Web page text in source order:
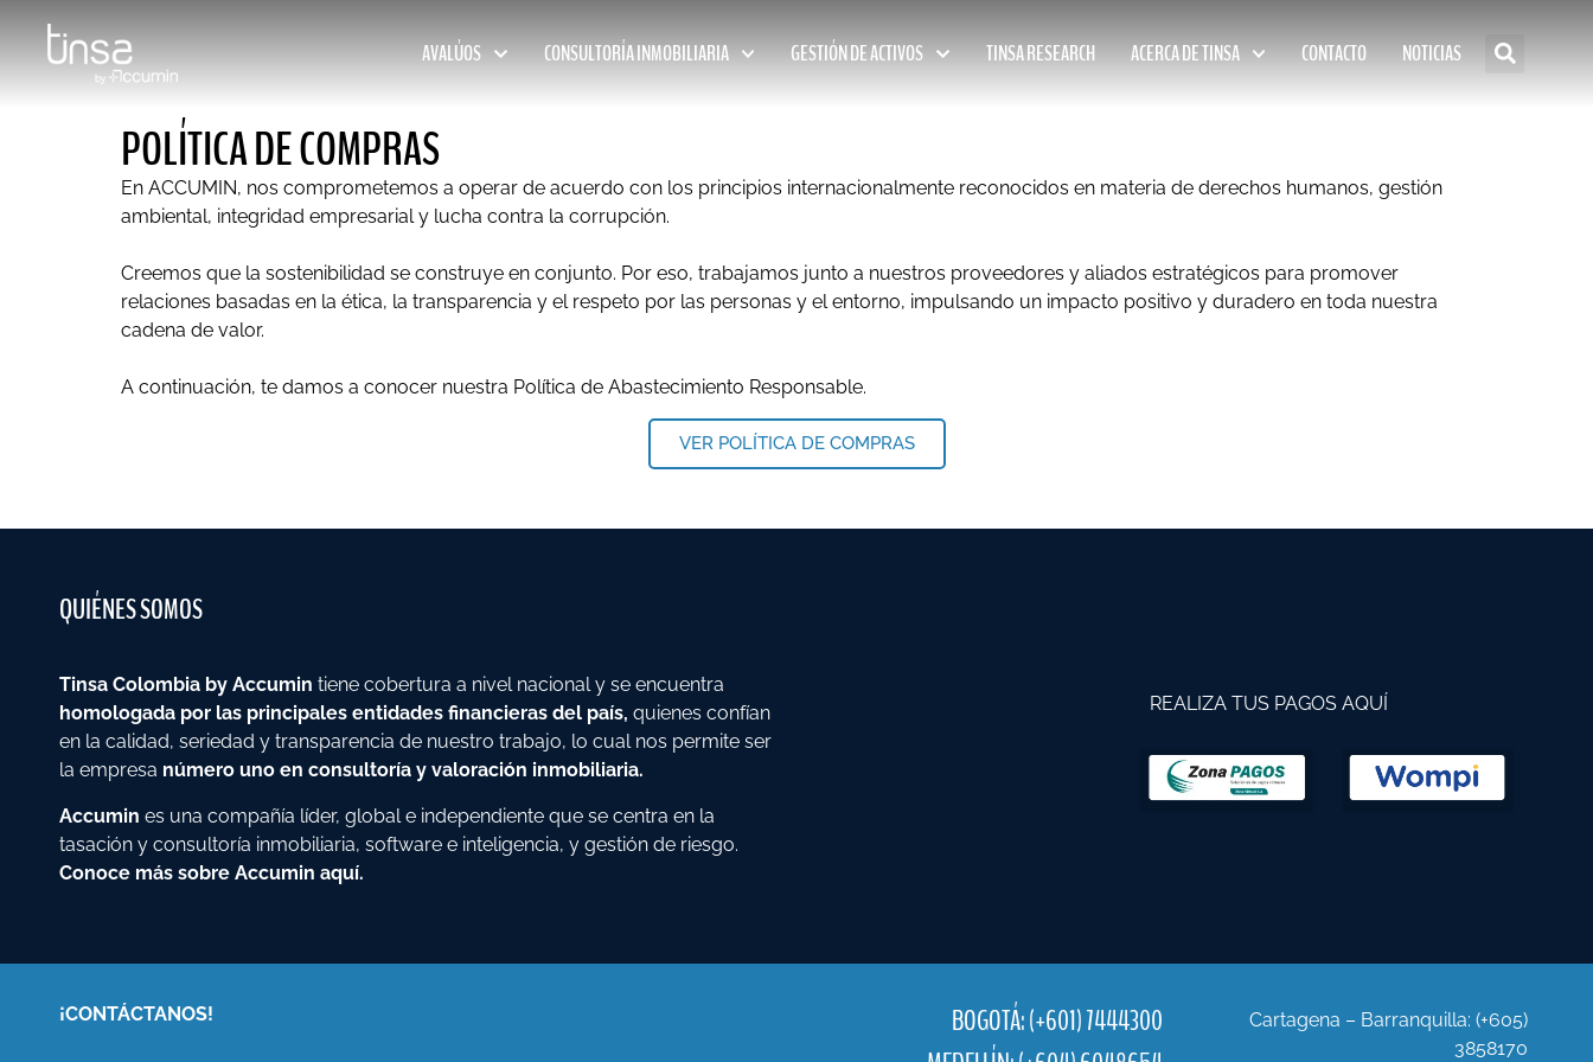
AVALÚOS CONSULTORÍA INMOBILIARIA GESTIÓN DE ACTIVOS TINSA RESEARCH ACERCA DE TINSA CONTACTO NOTICIAS
POLÍTICA DE COMPRAS
En ACCUMIN, nos comprometemos a operar de acuerdo con los principios internacionalmente reconocidos en materia de derechos humanos, gestión
ambiental, integridad empresarial y lucha contra la corrupción.
Creemos que la sostenibilidad se construye en conjunto. Por eso, trabajamos junto a nuestros proveedores y aliados estratégicos para promover
relaciones basadas en la ética, la transparencia y el respeto por las personas y el entorno, impulsando un impacto positivo y duradero en toda nuestra
cadena de valor.
A continuación, te damos a conocer nuestra Política de Abastecimiento Responsable.
VER POLÍTICA DE COMPRAS
QUIÉNES SOMOS
Tinsa Colombia by Accumin tiene cobertura a nivel nacional y se encuentra
homologada por las principales entidades financieras del país, quienes confían
en la calidad, seriedad y transparencia de nuestro trabajo, lo cual nos permite ser
la empresa número uno en consultoría y valoración inmobiliaria.
Accumin es una compañía líder, global e independiente que se centra en la
tasación y consultoría inmobiliaria, software e inteligencia, y gestión de riesgo.
Conoce más sobre Accumin aquí.
REALIZA TUS PAGOS AQUÍ
¡CONTÁCTANOS!
BOGOTÁ: (+601) 7444300
Cartagena – Barranquilla: (+605)
3858170